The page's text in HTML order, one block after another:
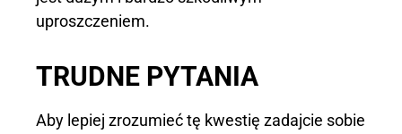
uproszczeniem.
TRUDNE PYTANIA
Aby lepiej zrozumieć tę kwestię zadajcie sobie